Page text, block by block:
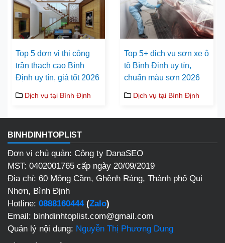
Top 5 đơn vị thi công
trần thạch cao Bình
Định uy tín, giá tốt 2026
Dịch vụ tại Bình Định
Top 5+ dịch vụ sơn xe ô
tô Bình Định uy tín,
chuẩn màu sơn 2026
Dịch vụ tại Bình Định
BINHDINHTOPLIST
Đơn vị chủ quản: Công ty DanaSEO
MST: 0402001765 cấp ngày 20/09/2019
Địa chỉ: 60 Mộng Cầm, Ghềnh Ráng, Thành phố Qui
Nhơn, Bình Định
Hotline: 0888160444(Zalo)
Email: binhdinhtoplist.com@gmail.com
Quản lý nội dung: Nguyễn Thị Phương Dung